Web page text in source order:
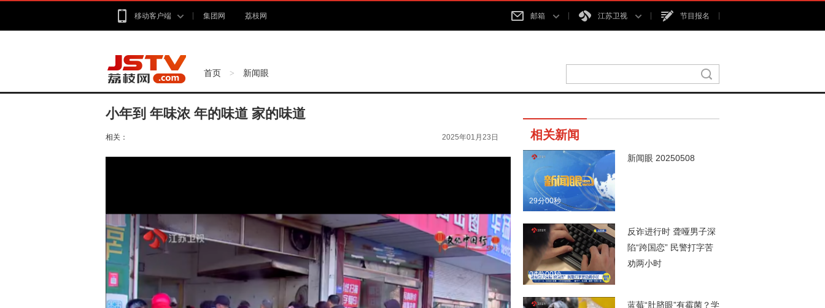
移动客户端 集团网 荔枝网 邮箱 江苏卫视 节目报名
首页 > 新闻眼
小年到 年味浓 年的味道 家的味道
相关： 2025年01月23日 相关新闻
29分00秒
新闻眼 20250508
04分00秒
反诈进行时 聋哑男子深
陷“跨国恋” 民警打字苦
劝两小时
蓝莓“肚脐眼”有霉菌？学